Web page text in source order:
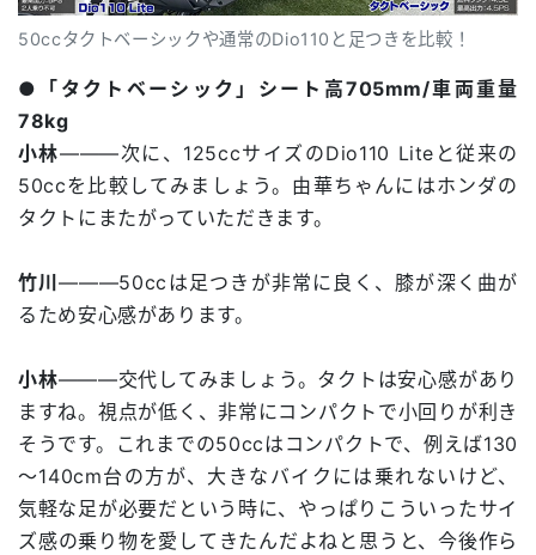
50ccタクトベーシックや通常のDio110と足つきを比較！
●「タクトベーシック」シート高705mm/車両重量
78kg
小林―――次に、125ccサイズのDio110 Liteと従来の
50ccを比較してみましょう。由華ちゃんにはホンダの
タクトにまたがっていただきます。
竹川―――50ccは足つきが非常に良く、膝が深く曲が
るため安心感があります。
小林―――交代してみましょう。タクトは安心感があり
ますね。視点が低く、非常にコンパクトで小回りが利き
そうです。これまでの50ccはコンパクトで、例えば130
～140cm台の方が、大きなバイクには乗れないけど、
気軽な足が必要だという時に、やっぱりこういったサイ
ズ感の乗り物を愛してきたんだよねと思うと、今後作ら